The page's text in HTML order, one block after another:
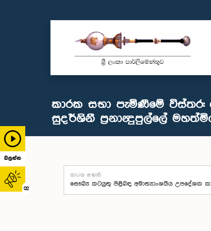
බලන්න
02
කාරක සභා පැමිණීමේ
සුදර්ශිනී ප්‍රනාන්‍දුපුල්ලේ
කාරක සභාව